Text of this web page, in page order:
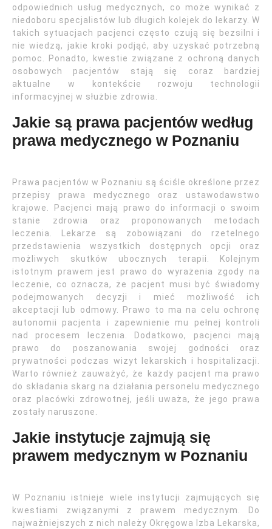
odpowiednich usług medycznych, co może wynikać z
niedoboru specjalistów lub długich kolejek do lekarzy. W
takich sytuacjach pacjenci często czują się bezsilni i
nie wiedzą, jakie kroki podjąć, aby uzyskać potrzebną
pomoc. Ponadto, kwestie związane z ochroną danych
osobowych pacjentów stają się coraz bardziej
aktualne w kontekście rozwoju technologii
informacyjnej w służbie zdrowia.
Jakie są prawa pacjentów według
prawa medycznego w Poznaniu
Prawa pacjentów w Poznaniu są ściśle określone przez
przepisy prawa medycznego oraz ustawodawstwo
krajowe. Pacjenci mają prawo do informacji o swoim
stanie zdrowia oraz proponowanych metodach
leczenia. Lekarze są zobowiązani do rzetelnego
przedstawienia wszystkich dostępnych opcji oraz
możliwych skutków ubocznych terapii. Kolejnym
istotnym prawem jest prawo do wyrażenia zgody na
leczenie, co oznacza, że pacjent musi być świadomy
podejmowanych decyzji i mieć możliwość ich
akceptacji lub odmowy. Prawo to ma na celu ochronę
autonomii pacjenta i zapewnienie mu pełnej kontroli
nad procesem leczenia. Dodatkowo, pacjenci mają
prawo do poszanowania swojej godności oraz
prywatności podczas wizyt lekarskich i hospitalizacji.
Warto również zauważyć, że każdy pacjent ma prawo
do składania skarg na działania personelu medycznego
oraz placówki zdrowotnej, jeśli uważa, że jego prawa
zostały naruszone.
Jakie instytucje zajmują się
prawem medycznym w Poznaniu
W Poznaniu istnieje wiele instytucji zajmujących się
kwestiami związanymi z prawem medycznym. Do
najważniejszych z nich należy Okręgowa Izba Lekarska,